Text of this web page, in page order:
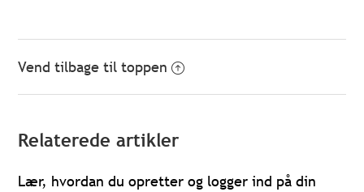
Vend tilbage til toppen
Relaterede artikler
Lær, hvordan du opretter og logger ind på din